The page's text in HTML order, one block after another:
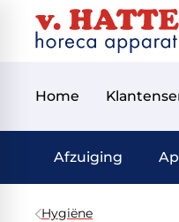
Home
Afzuiging
Hygiëne